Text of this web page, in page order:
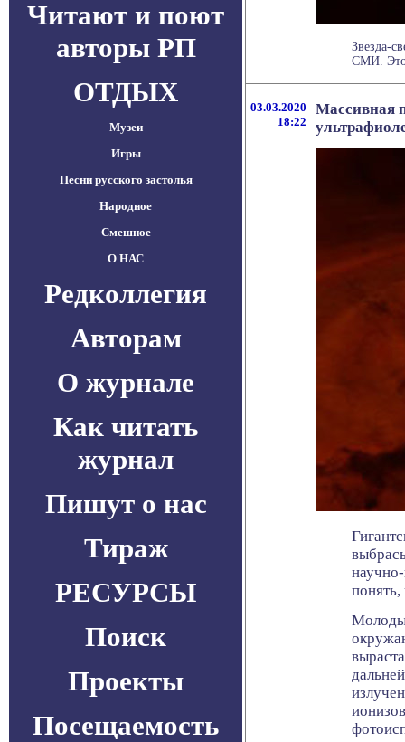
Читают и поют
авторы РП
ОТДЫХ
Музеи
Игры
Песни русского застолья
Народное
Смешное
О НАС
Редколлегия
Авторам
О журнале
Как читать
журнал
Пишут о нас
Тираж
РЕСУРСЫ
Поиск
Проекты
Посещаемость
Звезда-
СМИ.
03.03.2020
18:22
Массивная